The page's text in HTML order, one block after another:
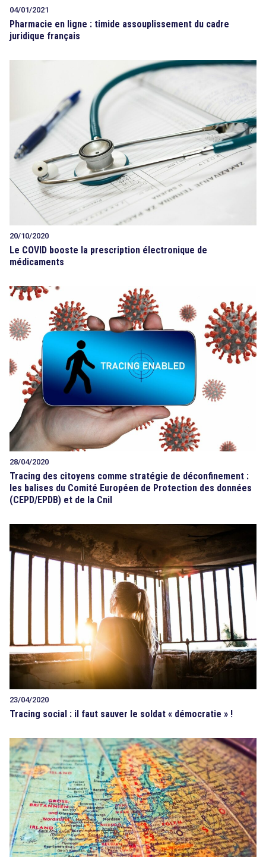
04/01/2021
Pharmacie en ligne : timide assouplissement du cadre
juridique français
20/10/2020
Le COVID booste la prescription électronique de
médicaments
28/04/2020
Tracing des citoyens comme stratégie de déconfinement :
les balises du Comité Européen de Protection des données
(CEPD/EPDB) et de la Cnil
23/04/2020
Tracing social : il faut sauver le soldat « démocratie » !